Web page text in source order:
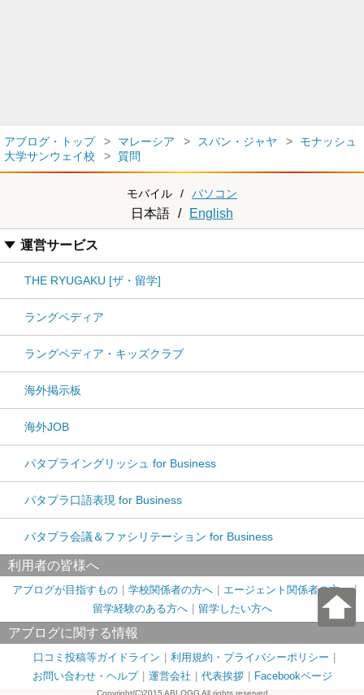
アブログ・トップ マレーシア スバン・ジャヤ
モナッシュ
大学サンウェイ校
質問
モバイル / パソコン
日本語 / English
運営サービス
THE RYUGAKU [ザ・留学]
ラングペディア
ラングペディア・キッズクラブ
海外掲示板
海外JOB
パタプライングリッシュ for Business
パタプラ口語表現 for Business
パタプラ会議＆ファシリテーション for Business
利用者の皆様へ
アブログが目指すもの 学校関係者の方へ
エージェント関係者の方へ
留学経験のある方へ
留学したい方へ
アブログに関する情報
口コミ投稿等ガイドライン
利用規約・プライバシーポリシー
お問い合わせ・ヘルプ
運営会社 代表挨拶 Facebookページ
Copyright(C)2015 ABLOGG All rights reserved